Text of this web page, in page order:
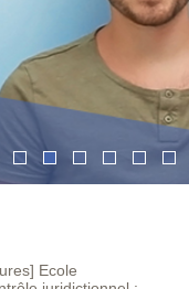
Ecole